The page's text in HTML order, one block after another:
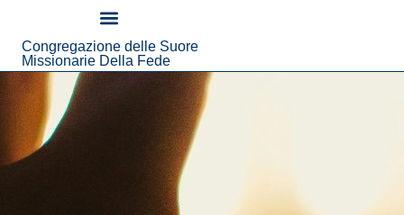
Congregazione delle Suore
Missionarie Della Fede